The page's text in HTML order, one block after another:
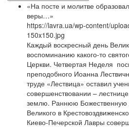
«На посте и молитве
веры…»
https://lavra.ua/wp-content/
150x150.jpg
Каждый воскресный день
воспоминанию какого-то
Церкви. Четвертая Неделя
преподобного Иоанна
труде «Лествица» оставил
совершенствовании –
землю. Раннюю Божественную
Великого в
Киево-Печерской Лавры